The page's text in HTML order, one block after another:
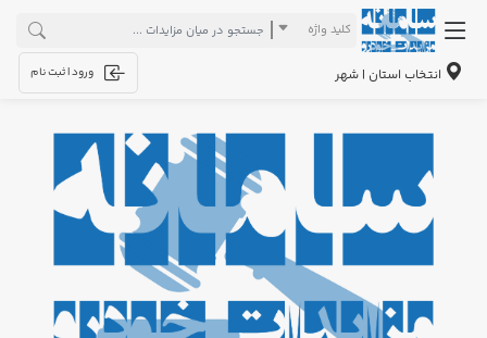
کلید واژه
انتخاب استان | شهر ورود | ثبت نام